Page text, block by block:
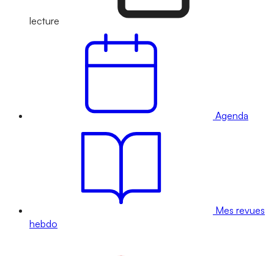
lecture
Agenda
Mes revues
hebdo